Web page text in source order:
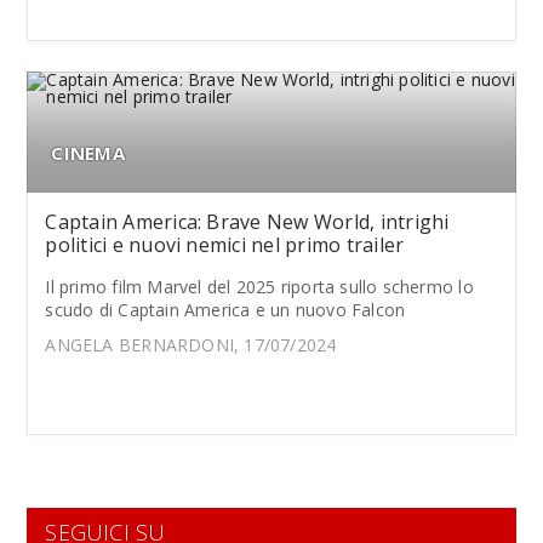
CINEMA
Captain America: Brave New World, intrighi
politici e nuovi nemici nel primo trailer
Il primo film Marvel del 2025 riporta sullo schermo lo
scudo di Captain America e un nuovo Falcon
ANGELA BERNARDONI, 17/07/2024
SEGUICI SU